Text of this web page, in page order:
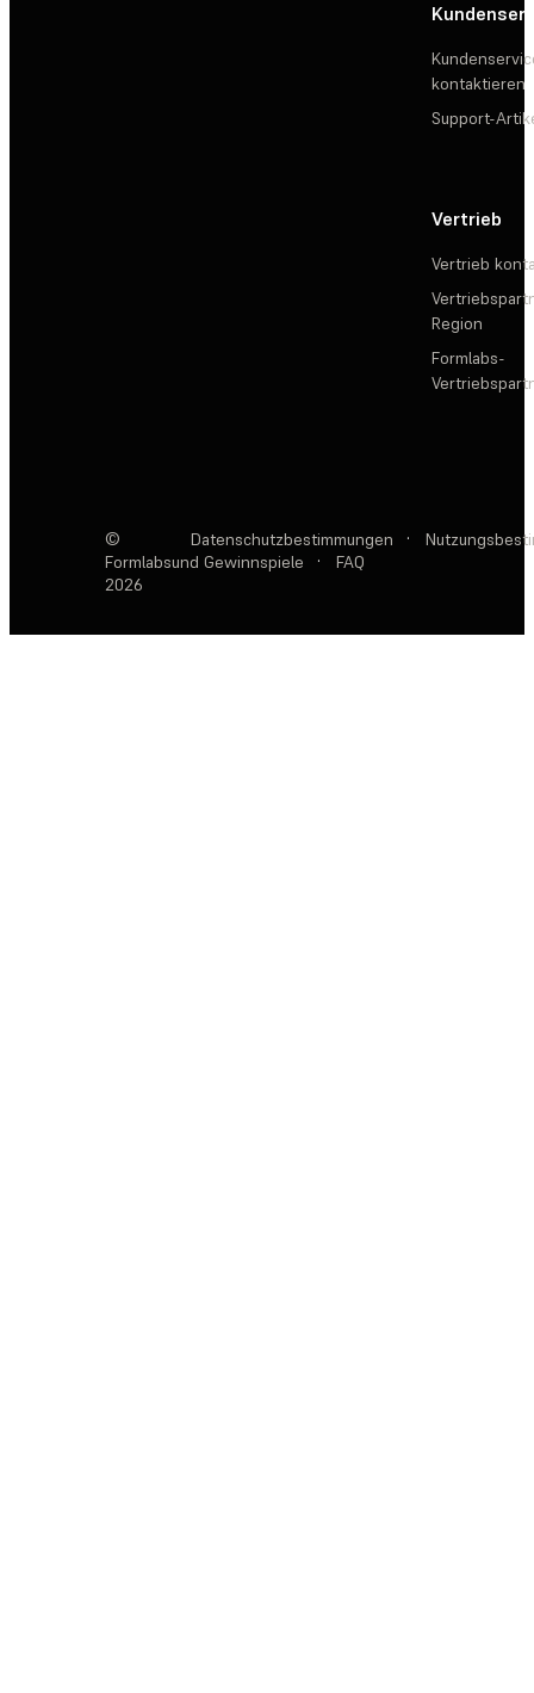
kontaktieren
Support-
Vertrieb
Vertrieb
Region
Formlabs-
©
Formlabs
2026
Datenschutzbestimmungen ·
und Gewinnspiele
· FAQ